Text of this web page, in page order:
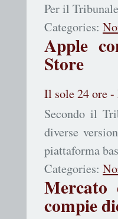
Per il
Categories:
Apple
Store
Il sole 24 ore
Secondo il
diverse
piattaforma
Categories:
Mercato
compie